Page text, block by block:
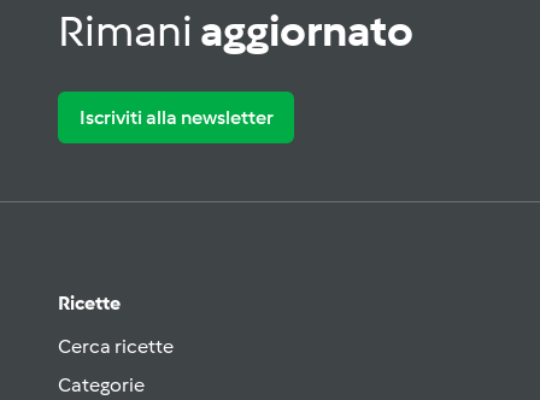
Rimani aggiornato
Iscriviti alla newsletter
Ricette
Cerca ricette
Categorie